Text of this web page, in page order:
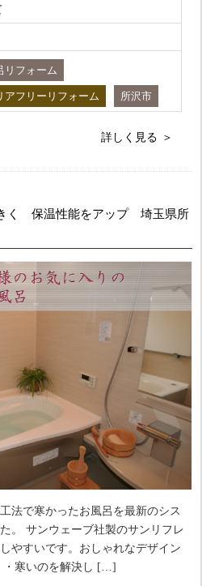
リフォーム
アフリーリフォーム 所沢市
詳しく見る
く 保温性能をアップ 埼玉県所
法で寒かったお風呂を最新のシス
。 サンウェーブ社製のサンリフレ
やすいです。おしゃれなデザイン
・寒いのを解決し […]